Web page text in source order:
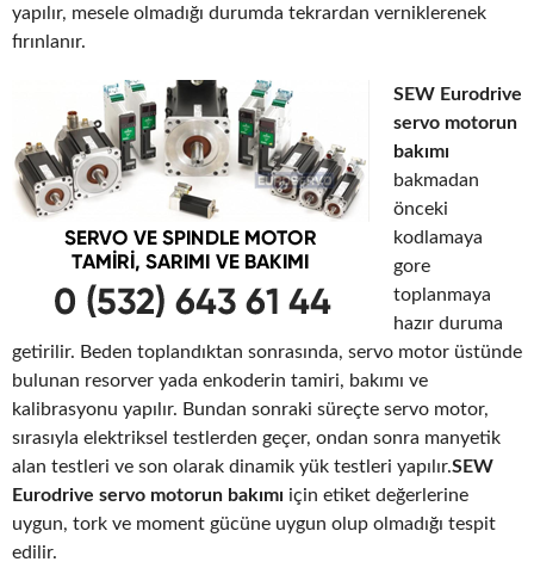
yapılır, mesele olmadığı durumda tekrardan verniklerenek
fırınlanır.
SEW Eurodrive
servo motorun
bakımı
bakmadan
önceki
kodlamaya
gore
toplanmaya
hazır duruma
getirilir. Beden toplandıktan sonrasında, servo motor üstünde
bulunan resorver yada enkoderin tamiri, bakımı ve
kalibrasyonu yapılır. Bundan sonraki süreçte servo motor,
sırasıyla elektriksel testlerden geçer, ondan sonra manyetik
alan testleri ve son olarak dinamik yük testleri yapılır.SEW
Eurodrive servo motorun bakımı için etiket değerlerine
uygun, tork ve moment gücüne uygun olup olmadığı tespit
edilir.